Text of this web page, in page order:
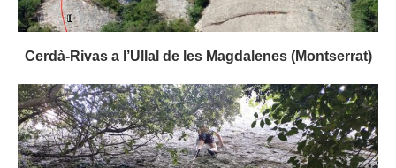
Cerdà-Rivas a l’Ullal de les Magdalenes (Montserrat)